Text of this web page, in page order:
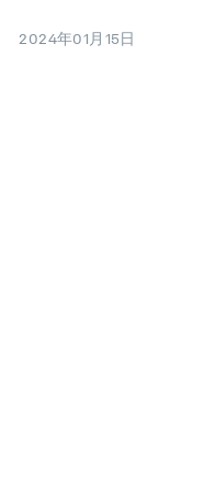
2024年01月15日